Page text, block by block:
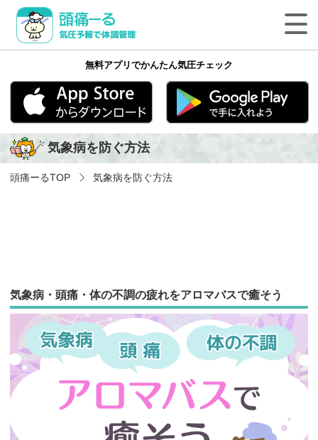
頭痛ーる 気圧予報で体調管理
最新の天気頭痛予報
気象病の基礎知識
気象病を防ぐ方法
法人のみなさまへ
お問合せ
無料アプリでかんたん気圧チェック
気象病を防ぐ方法
頭痛ーるTOP 気象病を防ぐ方法
気象病・頭痛・体の不調の疲れをアロマバスで癒そう